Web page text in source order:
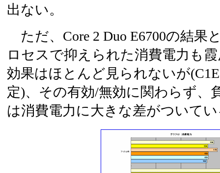
出ない。
ただ、Core 2 Duo E6700の結果
ロセスで抑えられた消費電力も
効果はほとんど見られないが
定)、その有効/無効に関わらず、
は消費電力に大きな差がついて